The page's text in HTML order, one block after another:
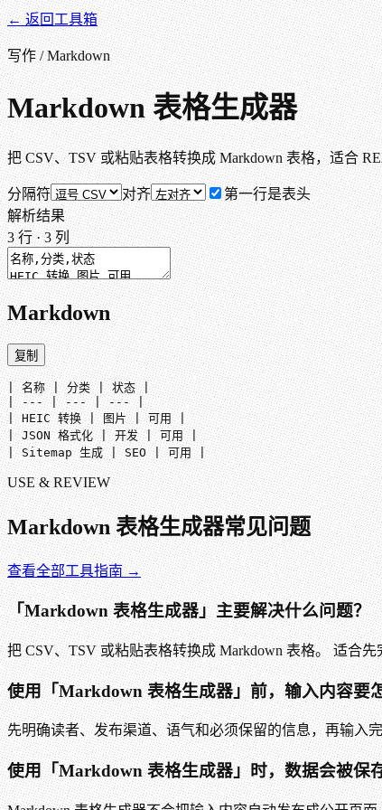
← 返回工具箱
写作 / Markdown
Markdown 表格生成器
把 CSV、TSV 或粘贴表格转换成 Markdown 表格，适合
分隔符 对齐
第一行是表头
解析结果
3行 ·3列
Markdown
复制
| 名称 | 分类 | 状态 |
| --- | --- | --- |
| HEIC 转换 | 图片 | 可用 |
| JSON 格式化 | 开发 | 可用 |
| Sitemap 生成 | SEO | 可用 |
USE & REVIEW
Markdown 表格生成器常见问题
查看全部工具指南 →
「Markdown 表格生成器」主要解决什么问题？
把 CSV、TSV 或粘贴表格转换成 Markdown 表格。 适合
使用「Markdown 表格生成器」前，输入内容要
先明确读者、发布渠道、语气和必须保留的信息，再输入
使用「Markdown 表格生成器」时，数据会被保